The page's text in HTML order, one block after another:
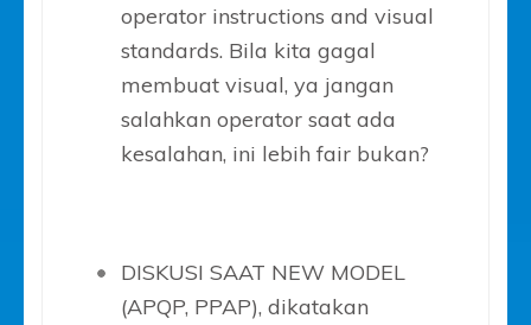
operator instructions and visual
standards. Bila kita gagal
membuat visual, ya jangan
salahkan operator saat ada
kesalahan, ini lebih fair bukan?
DISKUSI SAAT NEW MODEL
(APQP, PPAP), dikatakan